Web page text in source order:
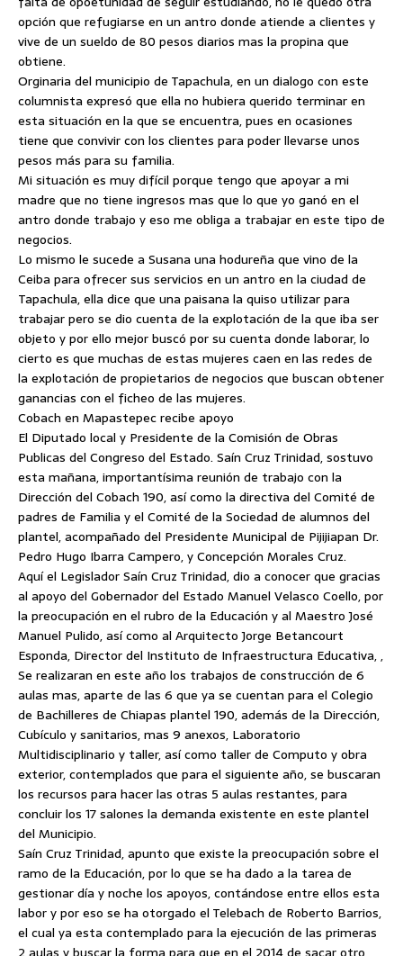
opción que refugiarse en un antro donde atiende a clientes y
vive de un sueldo de 80 pesos diarios mas la propina que
obtiene.
Orginaria del municipio de Tapachula, en un dialogo con este
columnista expresó que ella no hubiera querido terminar en
esta situación en la que se encuentra, pues en ocasiones
tiene que convivir con los clientes para poder llevarse unos
pesos más para su familia.
Mi situación es muy difícil porque tengo que apoyar a mi
madre que no tiene ingresos mas que lo que yo ganó en el
antro donde trabajo y eso me obliga a trabajar en este tipo de
negocios.
Lo mismo le sucede a Susana una hodureña que vino de la
Ceiba para ofrecer sus servicios en un antro en la ciudad de
Tapachula, ella dice que una paisana la quiso utilizar para
trabajar pero se dio cuenta de la explotación de la que iba ser
objeto y por ello mejor buscó por su cuenta donde laborar, lo
cierto es que muchas de estas mujeres caen en las redes de
la explotación de propietarios de negocios que buscan obtener
ganancias con el ficheo de las mujeres.
Cobach en Mapastepec recibe apoyo
El Diputado local y Presidente de la Comisión de Obras
Publicas del Congreso del Estado. Saín Cruz Trinidad, sostuvo
esta mañana, importantísima reunión de trabajo con la
Dirección del Cobach 190, así como la directiva del Comité de
padres de Familia y el Comité de la Sociedad de alumnos del
plantel, acompañado del Presidente Municipal de Pijijiapan Dr.
Pedro Hugo Ibarra Campero, y Concepción Morales Cruz.
Aquí el Legislador Saín Cruz Trinidad, dio a conocer que gracias
al apoyo del Gobernador del Estado Manuel Velasco Coello, por
la preocupación en el rubro de la Educación y al Maestro José
Manuel Pulido, así como al Arquitecto Jorge Betancourt
Esponda, Director del Instituto de Infraestructura Educativa, ,
Se realizaran en este año los trabajos de construcción de 6
aulas mas, aparte de las 6 que ya se cuentan para el Colegio
de Bachilleres de Chiapas plantel 190, además de la Dirección,
Cubículo y sanitarios, mas 9 anexos, Laboratorio
Multidisciplinario y taller, así como taller de Computo y obra
exterior, contemplados que para el siguiente año, se buscaran
los recursos para hacer las otras 5 aulas restantes, para
concluir los 17 salones la demanda existente en este plantel
del Municipio.
Saín Cruz Trinidad, apunto que existe la preocupación sobre el
ramo de la Educación, por lo que se ha dado a la tarea de
gestionar día y noche los apoyos, contándose entre ellos esta
labor y por eso se ha otorgado el Telebach de Roberto Barrios,
el cual ya esta contemplado para la ejecución de las primeras